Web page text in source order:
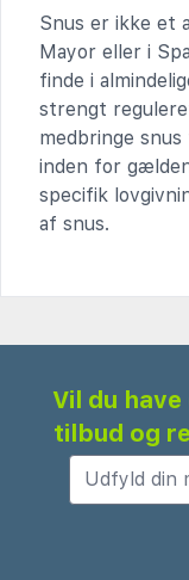
Snus er ikke et
Mayor eller i
finde i
strengt
medbringe
inden for
specifik
af snus.
Vil du
tilbud og